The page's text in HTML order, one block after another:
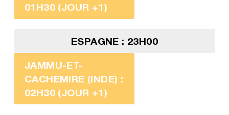
01H30 (JOUR +1)
ESPAGNE : 23H00
JAMMU-ET-
CACHEMIRE (INDE) :
02H30 (JOUR +1)